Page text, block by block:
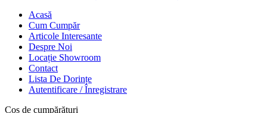
Acasă
Cum Cumpăr
Articole Interesante
Despre Noi
Locație Showroom
Contact
Lista De Dorințe
Autentificare / Înregistrare
Coș de cumpărături